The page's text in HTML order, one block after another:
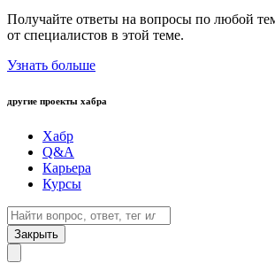
Получайте ответы на вопросы по любой
от специалистов в этой теме.
Узнать больше
другие проекты хабра
Хабр
Q&A
Карьера
Курсы
Закрыть